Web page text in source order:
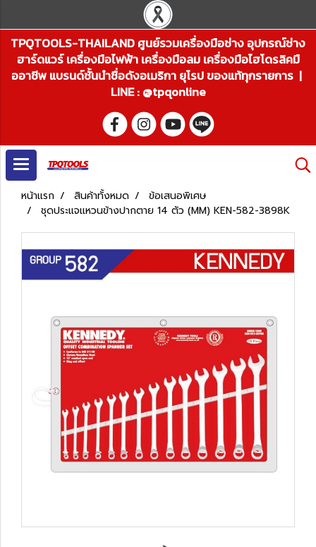
TPQTOOLS-THAILAND ศูนย์รวมเครื่องมือช่าง อุปกรณ์ช่าง
ฮาร์ดแวร์ เครื่องมือไฟฟ้า เครื่องมือลม เครื่องมือไฮโดรลิคมื
ออาชีพ แบรนด์ชั้นนำชื่อดังอเมริกา ยุโรป ของแท้ทุกรายการ |
LINE : @tpqonline
หน้าแรก สินค้าทั้งหมด
ข้อเสนอพิเศษ
ชุดประแจแหวนข้างปากตาย 14 ตัว (MM) KEN-582-3898K